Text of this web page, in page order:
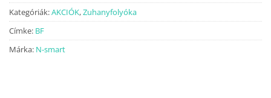
Kategóriák:AKCIÓK,Zuhanyfolyóka
Címke: BF
Márka: N-smart